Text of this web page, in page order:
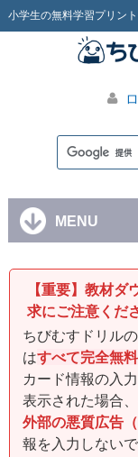
小学生の無料学習プリン
MENU
【重要】教材
求にご注意くだ
ちびむすドリル
はすべて完全無料
カード情報の入
表示された場合
外部の悪質広告（
報を入力しないで